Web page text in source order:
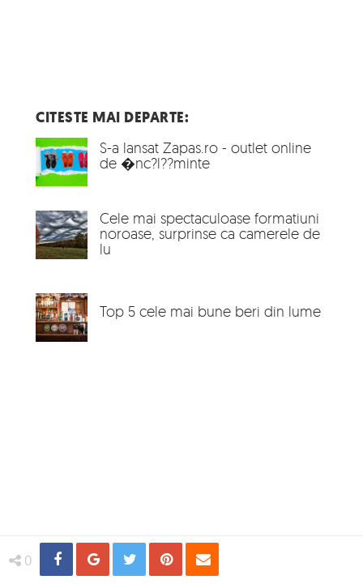
0 Share Distribuie
Tweet Pin
CITESTE MAI DEPARTE:
S-a lansat Zapas.ro - outlet online
de �nc?l??minte
Cele mai spectaculoase formatiuni
noroase, surprinse ca camerele de
lu
Top 5 cele mai bune beri din lume